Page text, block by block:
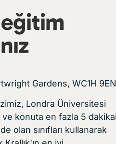
Gardens, WC1H 9EN
Londra Üniversitesi
konuta en fazla 5
olan sınıfları kullanarak